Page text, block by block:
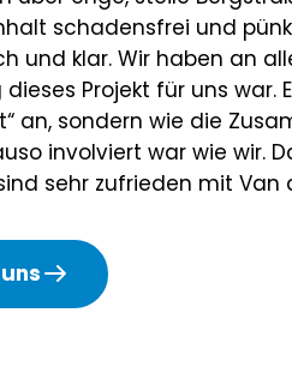
schadensfrei und
und klar. Wir haben an
Projekt für uns war.
an, sondern wie die
involviert war wie wir.
sehr zufrieden mit Van